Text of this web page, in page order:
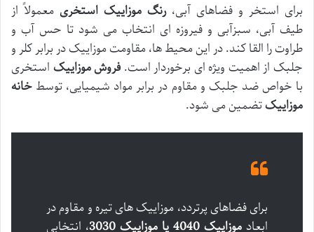
برای استخر و فضاهای آبی،رنگ موزاییک استخری معمولاً از
طیف آبی، سبزآبی و فیروزه ای انتخاب می شود تا حس آب و
طراوت را القا کند. در این محیط ها، مقاومت موزاییک در برابر کلر و
جلبک از اهمیت ویژه ای برخوردار است. فروش موزاییک استخری
با خواص ضد جلبک و مقاوم در برابر مواد شیمیایی، توسطخانه
موزاییکتضمین می شود.
برای فضاهای پرتردد، موزاییک های تیره و مقاوم در
ابعاد موزاییک 4040 یا موزاییک 3030 ، انتخابی